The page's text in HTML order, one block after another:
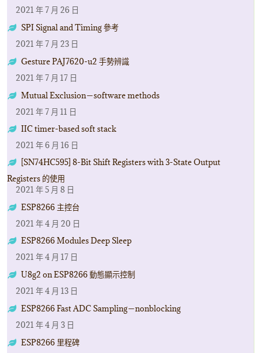
2021 年 7 月 26 日
SPI Signal and Timing 參考
2021 年 7 月 23 日
Gesture PAJ7620-u2 手勢辨識
2021 年 7 月 17 日
Mutual Exclusion－software methods
2021 年 7 月 11 日
IIC timer-based soft stack
2021 年 6 月 16 日
[SN74HC595] 8-Bit Shift Registers with 3-State Output
Registers 的使用
2021 年 5 月 8 日
ESP8266 主控台
2021 年 4 月 20 日
ESP8266 Modules Deep Sleep
2021 年 4 月 17 日
U8g2 on ESP8266 動態顯示控制
2021 年 4 月 13 日
ESP8266 Fast ADC Sampling－nonblocking
2021 年 4 月 3 日
ESP8266 里程碑